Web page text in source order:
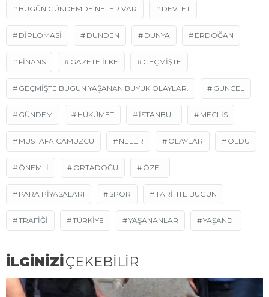
BUGÜN GÜNDEMDE NELER VAR DEVLET
DİPLOMASİ DÜNDEN DÜNYA ERDOĞAN
FINANS GAZETE ILKE GEÇMIŞTE
GEÇMIŞTE BUGÜN YAŞANAN BÜYÜK OLAYLAR. GÜNCEL
GÜNDEM HÜKÜMET ISTANBUL MECLIS
MUSTAFA CAMUZCU NELER OLAYLAR ÖLDÜ
ÖNEMLI ORTADOĞU ÖZEL
PARA PIYASALARI SPOR TARIHTE BUGÜN
TRAFIĞI TÜRKIYE YAŞANANLAR YAŞANDI
İLGİNİZİÇEKEBİLİR